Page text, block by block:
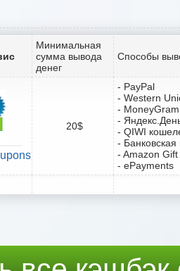
Минимальная
сумма вывода
денег
Способы
20$
- PayPal
- Western
- MoneyGram
-
- QIWI
-
- Amazon
- ePayments